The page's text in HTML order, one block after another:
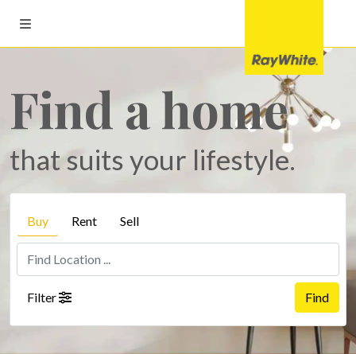
Find a home
that suits your lifestyle.
Buy Rent Sell
Filter Find